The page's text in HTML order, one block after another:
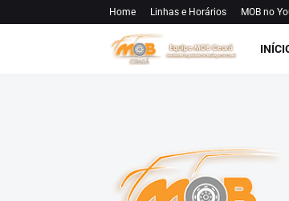
Home Linhas e Horários MOB no